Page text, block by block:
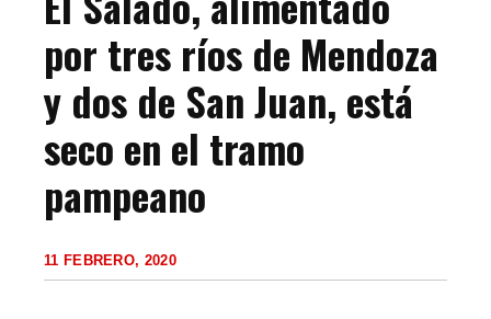
por tres ríos de Mendoza
y dos de San Juan, está
seco en el tramo
pampeano
11 FEBRERO, 2020